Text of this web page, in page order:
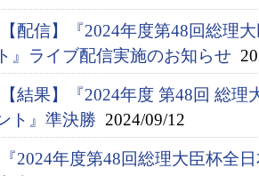
【配信】『2024年度第48回総理
』ライブ配信実施のお知らせ
【結果】『2024年度 第48回 総
ト』準決勝 2024/09/12
『2024年度第48回総理大臣杯全